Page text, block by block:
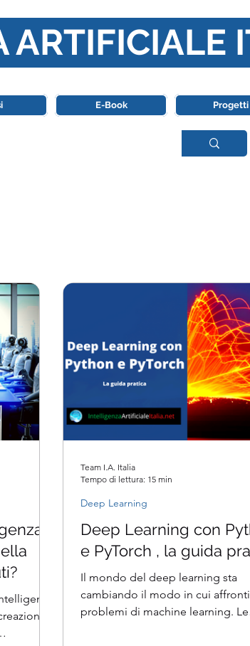
ARTIFICIALE
E-Book Progetti
Deep Learning con
e PyTorch , la guida
Il mondo del deep learning sta
cambiando il modo in cui
problemi di machine learning. Le
Deep Learning
Team I.A. Italia
Tempo di lettura: 15 min